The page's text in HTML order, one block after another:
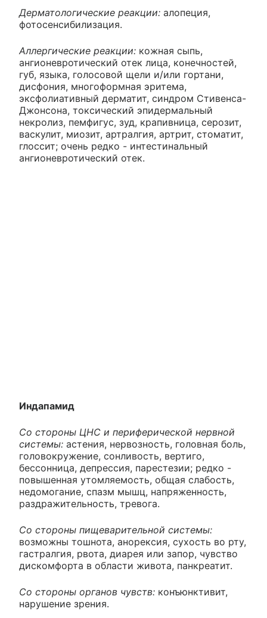
Дерматологические реакции: алопеция,
фотосенсибилизация.
Аллергические реакции: кожная сыпь,
ангионевротический отек лица, конечностей,
губ, языка, голосовой щели и/или гортани,
дисфония, многоформная эритема,
эксфолиативный дерматит, синдром Стивенса-
Джонсона, токсический эпидермальный
некролиз, пемфигус, зуд, крапивница, серозит,
васкулит, миозит, артралгия, артрит, стоматит,
глоссит; очень редко - интестинальный
ангионевротический отек.
Индапамид
Со стороны ЦНС и периферической нервной
системы: астения, нервозность, головная боль,
головокружение, сонливость, вертиго,
бессонница, депрессия, парестезии; редко -
повышенная утомляемость, общая слабость,
недомогание, спазм мышц, напряженность,
раздражительность, тревога.
Со стороны пищеварительной системы:
возможны тошнота, анорексия, сухость во рту,
гастралгия, рвота, диарея или запор, чувство
дискомфорта в области живота, панкреатит.
Со стороны органов чувств: конъюнктивит,
нарушение зрения.